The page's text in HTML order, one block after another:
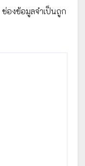
ช่องข้อมูลจำเป็นถูก